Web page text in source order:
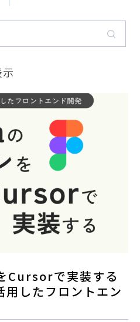
示
Cursorで実装する
したフロントエン